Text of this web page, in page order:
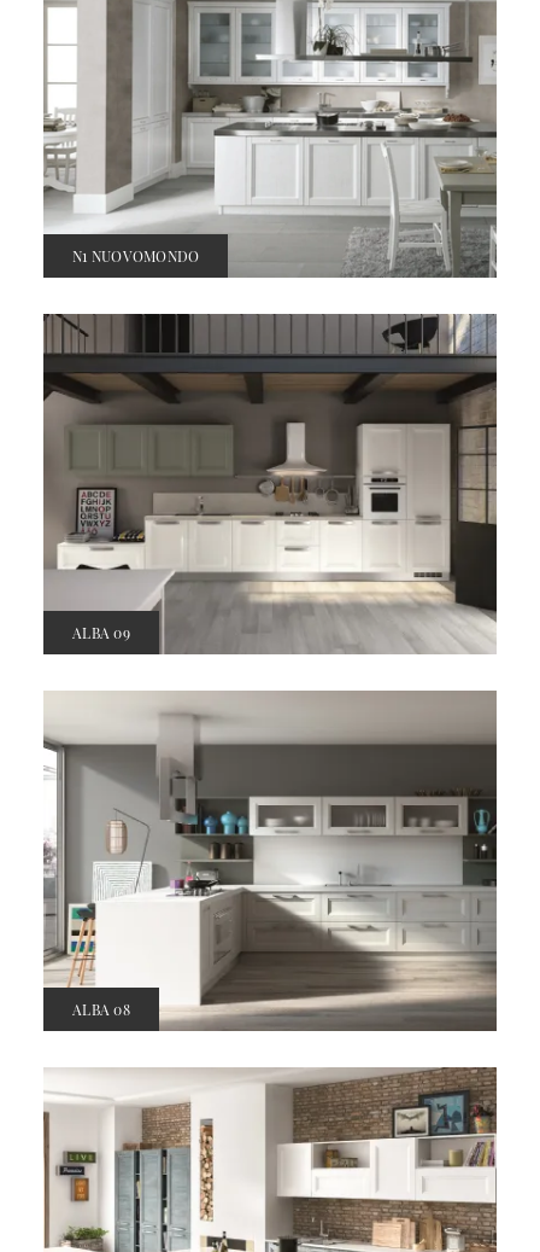
N1 NUOVOMONDO
ALBA 09
ALBA 08